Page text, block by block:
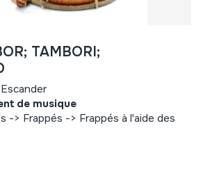
TAMBORI;
de musique
-> Frappés -> Frappés à l'aide des